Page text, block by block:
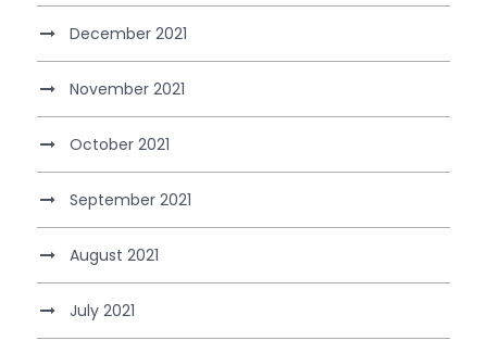
December 2021
November 2021
October 2021
September 2021
August 2021
July 2021